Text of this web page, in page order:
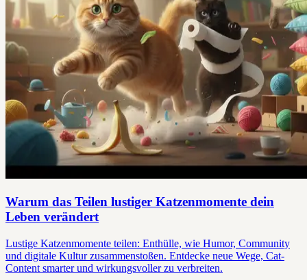
Warum das Teilen lustiger Katzenmomente dein
Leben verändert
Lustige Katzenmomente teilen: Enthülle, wie Humor, Community
und digitale Kultur zusammenstoßen. Entdecke neue Wege, Cat-
Content smarter und wirkungsvoller zu verbreiten.